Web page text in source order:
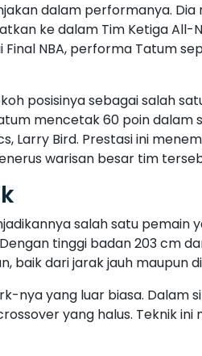
dalam performanya.
ke dalam Tim Ketiga All-
NBA, performa Tatum
posisinya sebagai salah
mencetak 60 poin
Larry Bird. Prestasi ini
warisan besar tim
salah satu pemain
tinggi badan 203 cm
baik dari jarak jauh maupun
nya yang luar biasa. Dalam
yang halus. Teknik